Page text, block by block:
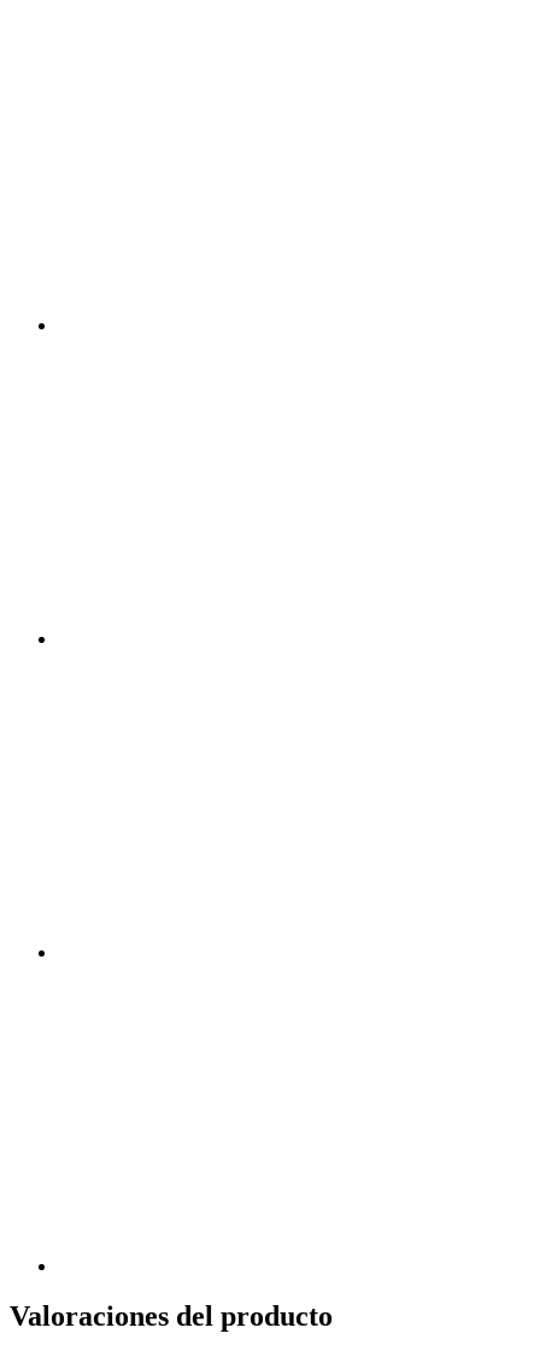
Valoraciones del producto